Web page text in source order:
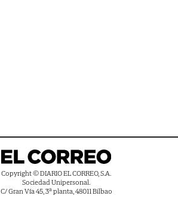
Copyright © DIARIO EL CORREO, S.A.
Sociedad Unipersonal.
C/ Gran Vía 45, 3ª planta, 48011 Bilbao